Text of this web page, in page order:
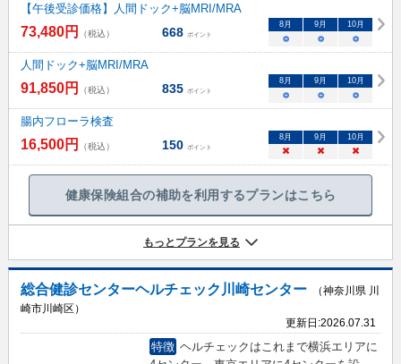
【午後受診価格】人間ドック+脳MRI/MRA
73,480円 （税込） 668 ポイント
8 月 9 月 10月
○ ○ ○
人間ドック+脳MRI/MRA
91,850円 （税込） 835 ポイント
8 月 9 月 10月
○ ○ ○
腸内フローラ検査
16,500円 （税込） 150 ポイント
8 月 9 月 10月
× × ×
健康保険組合の補助を利用するプランはこちら
もっとプランを見る
総合健診センターヘルチェック川崎センター
（神奈川県 川
崎市川崎区）
更新日:2026.07.31
特徴 ヘルチェックはこれまで横浜エリアに